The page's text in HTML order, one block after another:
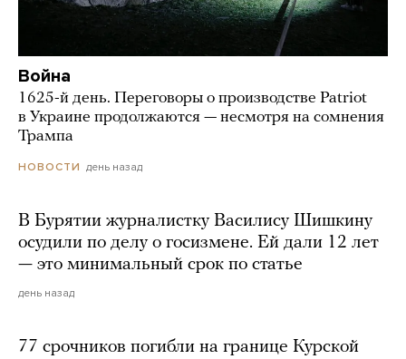
Война
1625-й день. Переговоры о производстве Patriot
в Украине продолжаются — несмотря на сомнения
Трампа
НОВОСТИ день назад
В Бурятии журналистку Василису Шишкину
осудили по делу о госизмене. Ей дали 12 лет
— это минимальный срок по статье
день назад
77 срочников погибли на границе Курской